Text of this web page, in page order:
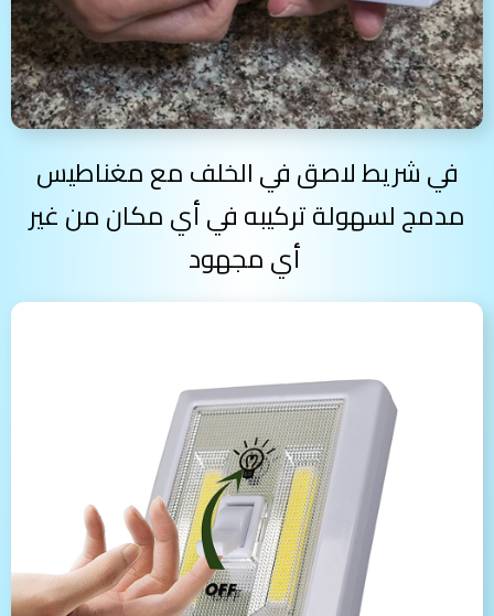
في شريط لاصق في الخلف مع مغناطيس
مدمج لسهولة تركيبه في أي مكان من غير